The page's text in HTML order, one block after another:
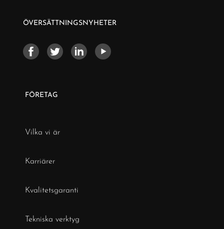
ÖVERSÄTTNINGSNYHETER
FÖRETAG
Vilka vi är
Karriärer
Kvalitetsgaranti
Tekniska verktyg